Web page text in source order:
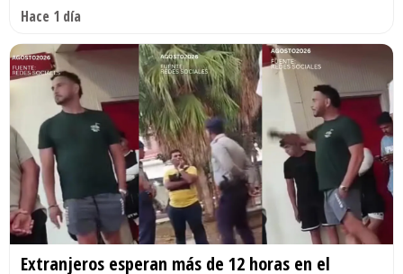
Hace 1 día
Extranjeros esperan más de 12 horas en el